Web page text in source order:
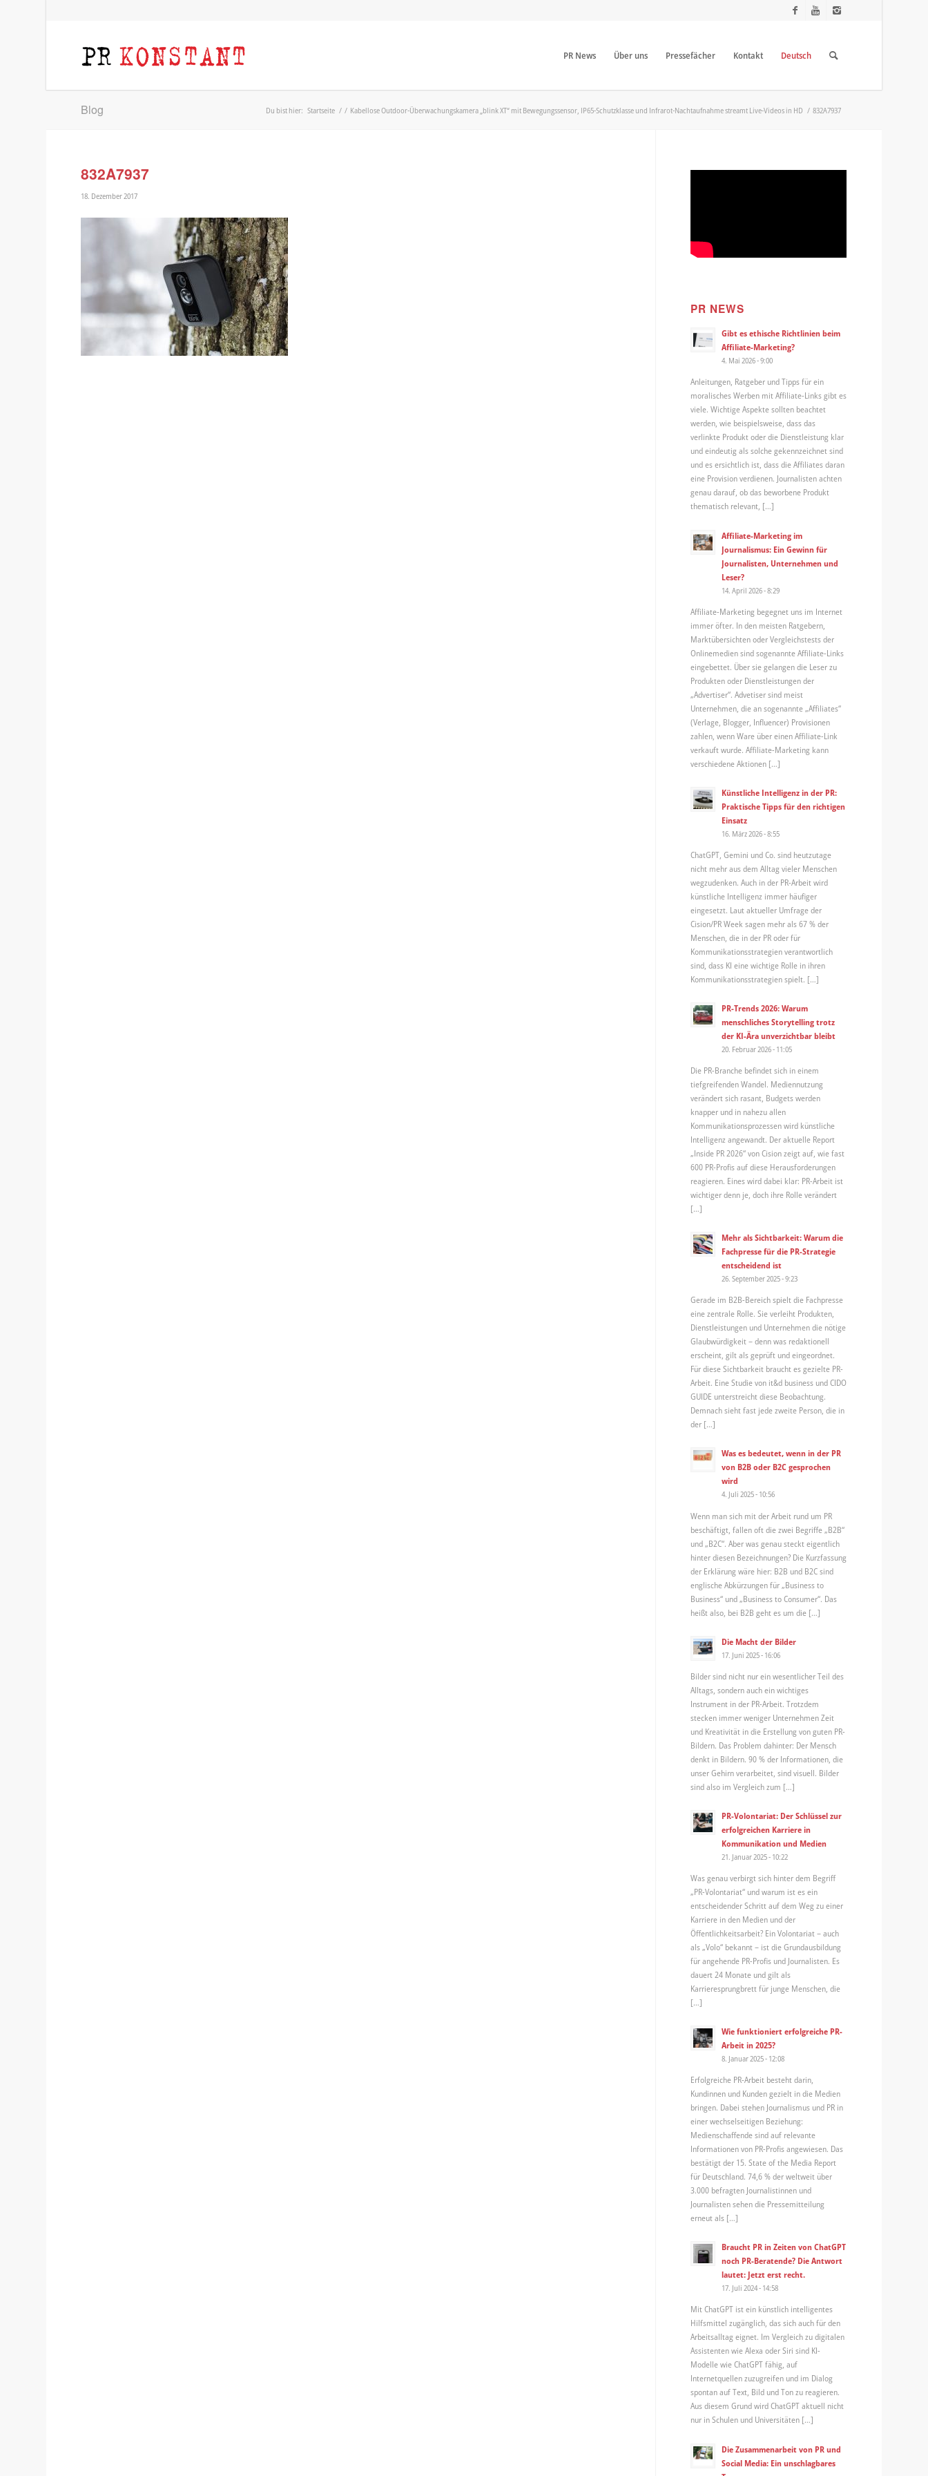
PR News Über uns Pressefächer Kontakt Deutsch
Blog Du bist hier: Startseite / / Kabellose Outdoor-Überwachungskamera „blink XT“ mit Bewegungssensor, IP65-Schutzklasse und Infrarot-Nachtaufnahme streamt Live-Videos in HD / 832A7937
832A7937
18. Dezember 2017
PR NEWS
Gibt es ethische Richtlinien beim
Affiliate-Marketing?
4. Mai 2026 - 9:00
Anleitungen, Ratgeber und Tipps für ein
moralisches Werben mit Affiliate-Links gibt es
viele. Wichtige Aspekte sollten beachtet
werden, wie beispielsweise, dass das
verlinkte Produkt oder die Dienstleistung klar
und eindeutig als solche gekennzeichnet sind
und es ersichtlich ist, dass die Affiliates daran
eine Provision verdienen. Journalisten achten
genau darauf, ob das beworbene Produkt
thematisch relevant, […]
Affiliate-Marketing im
Journalismus: Ein Gewinn für
Journalisten, Unternehmen und
Leser?
14. April 2026 - 8:29
Affiliate-Marketing begegnet uns im Internet
immer öfter. In den meisten Ratgebern,
Marktübersichten oder Vergleichstests der
Onlinemedien sind sogenannte Affiliate-Links
eingebettet. Über sie gelangen die Leser zu
Produkten oder Dienstleistungen der
„Advertiser“. Advetiser sind meist
Unternehmen, die an sogenannte „Affiliates“
(Verlage, Blogger, Influencer) Provisionen
zahlen, wenn Ware über einen Affiliate-Link
verkauft wurde. Affiliate-Marketing kann
verschiedene Aktionen […]
Künstliche Intelligenz in der PR:
Praktische Tipps für den richtigen
Einsatz
16. März 2026 - 8:55
ChatGPT, Gemini und Co. sind heutzutage
nicht mehr aus dem Alltag vieler Menschen
wegzudenken. Auch in der PR-Arbeit wird
künstliche Intelligenz immer häufiger
eingesetzt. Laut aktueller Umfrage der
Cision/PR Week sagen mehr als 67 % der
Menschen, die in der PR oder für
Kommunikationsstrategien verantwortlich
sind, dass KI eine wichtige Rolle in ihren
Kommunikationsstrategien spielt. […]
PR-Trends 2026: Warum
menschliches Storytelling trotz
der KI-Ära unverzichtbar bleibt
20. Februar 2026 - 11:05
Die PR-Branche befindet sich in einem
tiefgreifenden Wandel. Mediennutzung
verändert sich rasant, Budgets werden
knapper und in nahezu allen
Kommunikationsprozessen wird künstliche
Intelligenz angewandt. Der aktuelle Report
„Inside PR 2026“ von Cision zeigt auf, wie fast
600 PR-Profis auf diese Herausforderungen
reagieren. Eines wird dabei klar: PR-Arbeit ist
wichtiger denn je, doch ihre Rolle verändert
[…]
Mehr als Sichtbarkeit: Warum die
Fachpresse für die PR-Strategie
entscheidend ist
26. September 2025 - 9:23
Gerade im B2B-Bereich spielt die Fachpresse
eine zentrale Rolle. Sie verleiht Produkten,
Dienstleistungen und Unternehmen die nötige
Glaubwürdigkeit – denn was redaktionell
erscheint, gilt als geprüft und eingeordnet.
Für diese Sichtbarkeit braucht es gezielte PR-
Arbeit. Eine Studie von it&d business und CIDO
GUIDE unterstreicht diese Beobachtung.
Demnach sieht fast jede zweite Person, die in
der […]
Was es bedeutet, wenn in der PR
von B2B oder B2C gesprochen
wird
4. Juli 2025 - 10:56
Wenn man sich mit der Arbeit rund um PR
beschäftigt, fallen oft die zwei Begriffe „B2B“
und „B2C“. Aber was genau steckt eigentlich
hinter diesen Bezeichnungen? Die Kurzfassung
der Erklärung wäre hier: B2B und B2C sind
englische Abkürzungen für „Business to
Business“ und „Business to Consumer“. Das
heißt also, bei B2B geht es um die […]
Die Macht der Bilder
17. Juni 2025 - 16:06
Bilder sind nicht nur ein wesentlicher Teil des
Alltags, sondern auch ein wichtiges
Instrument in der PR-Arbeit. Trotzdem
stecken immer weniger Unternehmen Zeit
und Kreativität in die Erstellung von guten PR-
Bildern. Das Problem dahinter: Der Mensch
denkt in Bildern. 90 % der Informationen, die
unser Gehirn verarbeitet, sind visuell. Bilder
sind also im Vergleich zum […]
PR-Volontariat: Der Schlüssel zur
erfolgreichen Karriere in
Kommunikation und Medien
21. Januar 2025 - 10:22
Was genau verbirgt sich hinter dem Begriff
„PR-Volontariat“ und warum ist es ein
entscheidender Schritt auf dem Weg zu einer
Karriere in den Medien und der
Öffentlichkeitsarbeit? Ein Volontariat – auch
als „Volo“ bekannt – ist die Grundausbildung
für angehende PR-Profis und Journalisten. Es
dauert 24 Monate und gilt als
Karrieresprungbrett für junge Menschen, die
[…]
Wie funktioniert erfolgreiche PR-
Arbeit in 2025?
8. Januar 2025 - 12:08
Erfolgreiche PR-Arbeit besteht darin,
Kundinnen und Kunden gezielt in die Medien
bringen. Dabei stehen Journalismus und PR in
einer wechselseitigen Beziehung:
Medienschaffende sind auf relevante
Informationen von PR-Profis angewiesen. Das
bestätigt der 15. State of the Media Report
für Deutschland. 74,6 % der weltweit über
3.000 befragten Journalistinnen und
Journalisten sehen die Pressemitteilung
erneut als […]
Braucht PR in Zeiten von ChatGPT
noch PR-Beratende? Die Antwort
lautet: Jetzt erst recht.
17. Juli 2024 - 14:58
Mit ChatGPT ist ein künstlich intelligentes
Hilfsmittel zugänglich, das sich auch für den
Arbeitsalltag eignet. Im Vergleich zu digitalen
Assistenten wie Alexa oder Siri sind KI-
Modelle wie ChatGPT fähig, auf
Internetquellen zuzugreifen und im Dialog
spontan auf Text, Bild und Ton zu reagieren.
Aus diesem Grund wird ChatGPT aktuell nicht
nur in Schulen und Universitäten […]
Die Zusammenarbeit von PR und
Social Media: Ein unschlagbares